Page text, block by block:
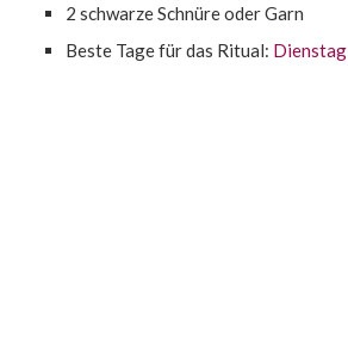
2 schwarze Schnüre oder Garn
Beste Tage für das Ritual: Dienstag